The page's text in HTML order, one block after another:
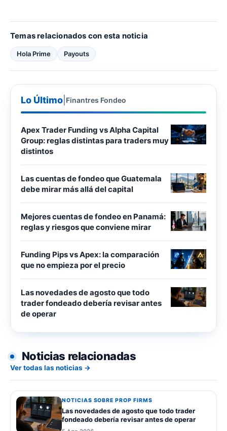
Temas relacionados con esta noticia
Hola Prime Payouts
Lo Último Finantres Fondeo
Apex Trader Funding vs Alpha Capital
Group: reglas distintas para traders muy
distintos
Las cuentas de fondeo que Guatemala
debe mirar más allá del capital
Mejores cuentas de fondeo en Panamá:
reglas y riesgos que conviene mirar
Funding Pips vs Apex: la comparación
que no empieza por el precio
Las novedades de agosto que todo
trader fondeado debería revisar antes
de operar
Noticias relacionadas
Ver todas las noticias →
NOTICIAS SOBRE PROP FIRMS
Las novedades de agosto que todo trader
fondeado debería revisar antes de operar